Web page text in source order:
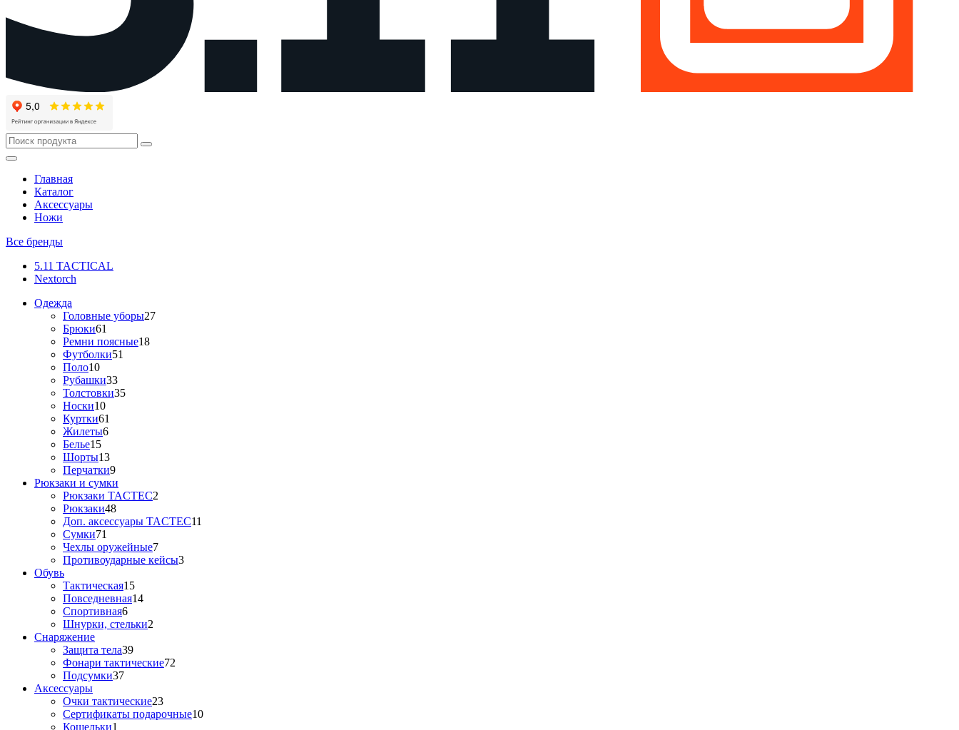
Главная
Каталог
Аксессуары
Ножи
Все бренды
5.11 TACTICAL
Nextorch
Одежда
Головные уборы27
Брюки61
Ремни поясные18
Футболки51
Поло10
Рубашки33
Толстовки35
Носки10
Куртки61
Жилеты6
Белье15
Шорты13
Перчатки9
Рюкзаки и сумки
Рюкзаки TACTEC2
Рюкзаки48
Доп. аксессуары TACTEC11
Сумки71
Чехлы оружейные7
Противоударные кейсы3
Обувь
Тактическая15
Повседневная14
Спортивная6
Шнурки, стельки2
Снаряжение
Защита тела39
Фонари тактические72
Подсумки37
Аксессуары
Очки тактические23
Сертификаты подарочные10
Кошельки1